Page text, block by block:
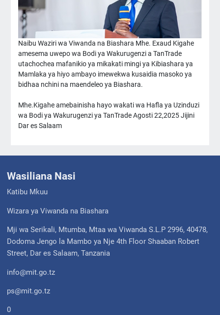
Naibu Waziri wa Viwanda na Biashara Mhe. Exaud Kigahe
amesema uwepo wa Bodi ya Wakurugenzi a TanTrade
utachochea mafanikio ya mikakati mingi ya Kibiashara ya
Mamlaka ya hiyo ambayo imewekwa kusaidia masoko ya
bidhaa nchini na maendeleo ya Biashara.
Mhe.Kigahe amebainisha hayo wakati wa Hafla ya Uzinduzi
wa Bodi ya Wakurugenzi ya TanTrade Agosti 22,2025 Jijini
Dar es Salaam
Wasiliana Nasi
Katibu Mkuu
Wizara ya Viwanda na Biashara
Mji wa Serikali, Mtumba, Mtaa wa Viwanda S.L.P 2996, 40478,
Dodoma Jengo la Mambo ya Nje 4th Floor Shaaban Robert
Street, Dar es Salaam, Tanzania
info@mit.go.tz
ps@mit.go.tz
0